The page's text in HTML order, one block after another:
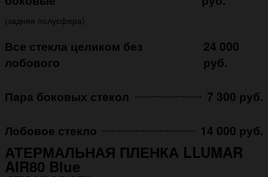
(задняя полусфера)
Все стекла целиком без
лобового
24 000
руб.
Пара боковых стекол 7 300 руб.
Лобовое стекло 14 000 руб.
АТЕРМАЛЬНАЯ ПЛЕНКА LLUMAR
AIR80 Blue